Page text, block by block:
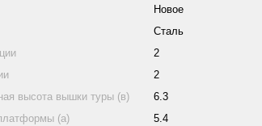
Новое
Сталь
2
2
высота вышки туры (в)
6.3
(а)
5.4